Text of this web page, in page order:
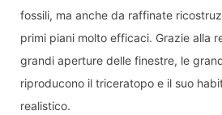
fossili, ma anche da raffinate
primi piani molto efficaci. Grazie alla
grandi aperture delle finestre, le
riproducono il triceratopo e il suo
realistico.